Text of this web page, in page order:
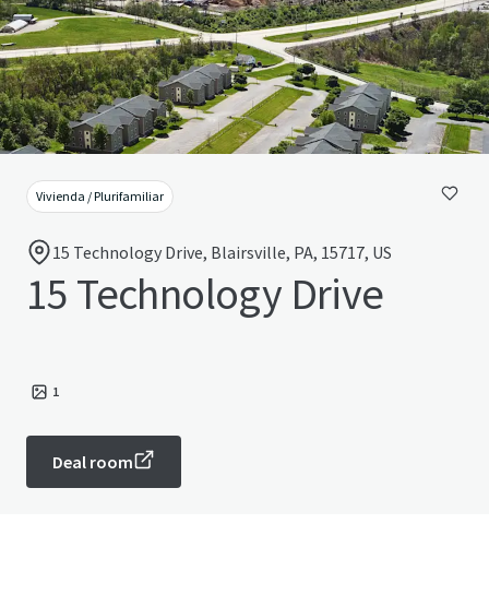
Vivienda / Plurifamiliar
15 Technology Drive, Blairsville, PA, 15717, US
15 Technology Drive
1
Deal room